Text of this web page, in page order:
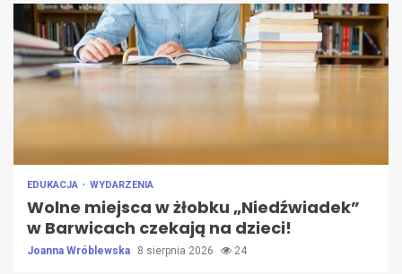
EDUKACJA WYDARZENIA
Wolne miejsca w żłobku „Niedźwiadek”
w Barwicach czekają na dzieci!
Joanna Wróblewska 8 sierpnia 2026 24